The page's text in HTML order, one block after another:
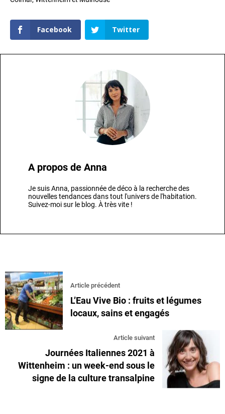
Facebook Twitter
A propos de Anna
Je suis Anna, passionnée de déco à la recherche des
nouvelles tendances dans tout l'univers de l'habitation.
Suivez-moi sur le blog. À très vite !
Article précédent
L’Eau Vive Bio : fruits et légumes
locaux, sains et engagés
Article suivant
Journées Italiennes 2021 à
Wittenheim : un week-end sous le
signe de la culture transalpine